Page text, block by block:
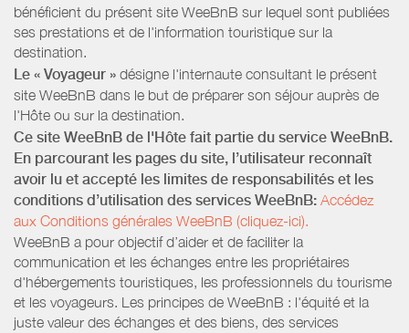
bénéficient du présent site WeeBnB sur lequel sont publiées
ses prestations et de l'information touristique sur la
destination.
Le « Voyageur » désigne l'internaute consultant le présent
site WeeBnB dans le but de préparer son séjour auprès de
l'Hôte ou sur la destination.
Ce site WeeBnB de l'Hôte fait partie du service WeeBnB.
En parcourant les pages du site, l’utilisateur reconnaît
avoir lu et accepté les limites de responsabilités et les
conditions d’utilisation des services WeeBnB: Accédez
aux Conditions générales WeeBnB (cliquez-ici).
WeeBnB a pour objectif d’aider et de faciliter la
communication et les échanges entre les propriétaires
d'hébergements touristiques, les professionnels du tourisme
et les voyageurs. Les principes de WeeBnB : l'équité et la
juste valeur des échanges et des biens, des services